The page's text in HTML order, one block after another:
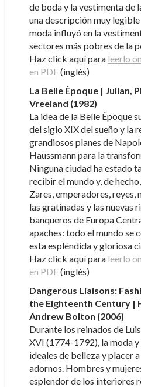
de boda y la vestimenta de
una descripción muy
moda influyó en la
sectores más pobres de la
Haz click aquí para leerlo
en PDF(inglés)
La Belle Époque | Julian,
Vreeland (1982)
La idea de la Belle Époque
del siglo XIX del sueño y la
grandiosos planes de
Haussmann para la
Ninguna ciudad ha estado
recibir el mundo y, de
Zares, emperadores, reyes,
las gratinadas y las nuevas
banqueros de Europa
apaches: todo el mundo se
esta espléndida y gloriosa
Haz click aquí para leerlo
en PDF(inglés)
Dangerous Liaisons:
the Eighteenth Century |
Andrew Bolton (2006)
Durante los reinados de
XVI (1774-1792), la moda
ideales de belleza y placer
adornos. Hombres y
esplendor de los interiores